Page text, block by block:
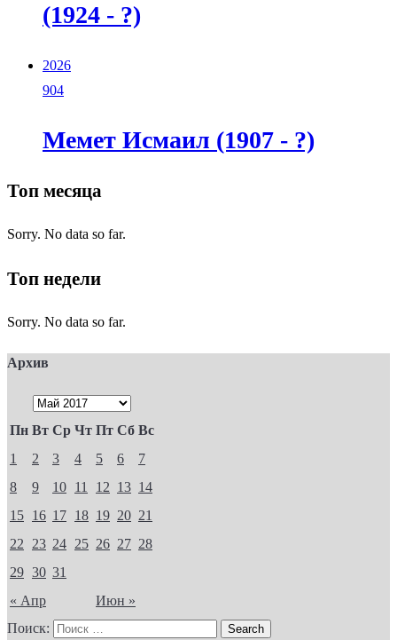
(1924 - ?)
2026
904
Мемет Исмаил (1907 - ?)
Топ месяца
Sorry. No data so far.
Топ недели
Sorry. No data so far.
Архив
Пн Вт Ср Чт Пт Сб Вс
« Апр Июн »
1 2 3 4 5 6
7
8
9 10 11 12 13 14
15 16 17 18 19 20 21
22
23 24 25 26 27 28
29 30 31
Поиск: